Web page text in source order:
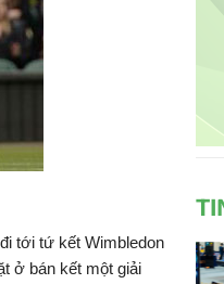
tới tứ kết Wimbledon
ở bán kết một giải